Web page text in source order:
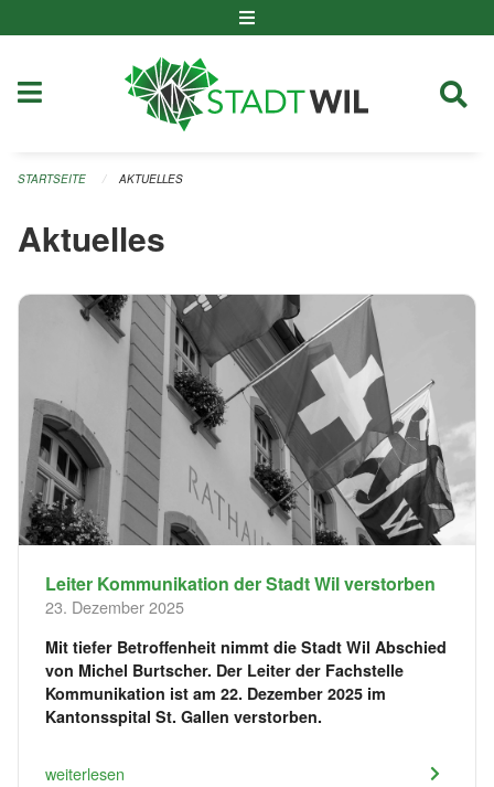
STARTSEITE AKTUELLES
Aktuelles
Leiter Kommunikation der Stadt Wil verstorben
23. Dezember 2025
Mit tiefer Betroffenheit nimmt die Stadt Wil Abschied
von Michel Burtscher. Der Leiter der Fachstelle
Kommunikation ist am 22. Dezember 2025 im
Kantonsspital St. Gallen verstorben.
weiterlesen